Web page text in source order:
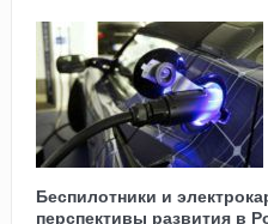
Беспилотники и
перспективы развития в